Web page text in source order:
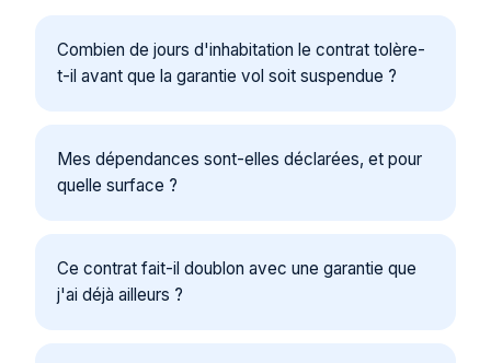
Combien de jours d'inhabitation le contrat tolère-
t-il avant que la garantie vol soit suspendue ?
Mes dépendances sont-elles déclarées, et pour
quelle surface ?
Ce contrat fait-il doublon avec une garantie que
j'ai déjà ailleurs ?